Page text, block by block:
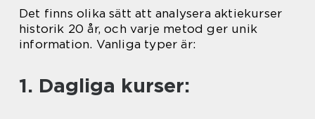
Det finns olika sätt att analysera aktiekurser
historik 20 år, och varje metod ger unik
information. Vanliga typer är:
1. Dagliga kurser: